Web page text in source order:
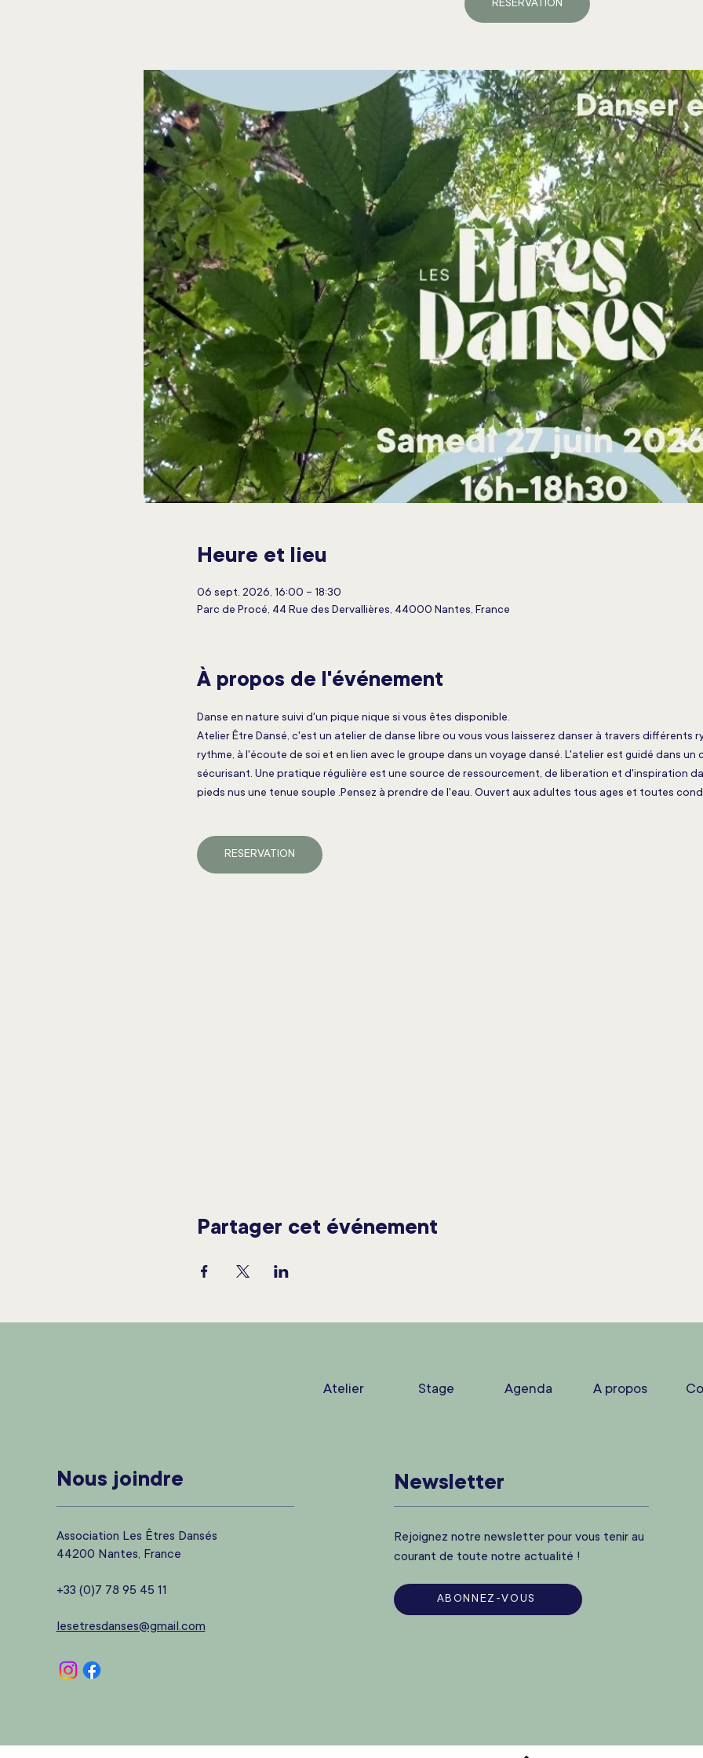
RESERVATION
Heure et lieu
06 sept. 2026, 16:00 – 18:30
Parc de Procé, 44 Rue des Dervallières, 44000 Nantes, France
À propos de l'événement
Danse en nature suivi d'un pique nique si vous êtes disponible.
Atelier Être Dansé, c'est un atelier de danse libre ou vous vous laisserez danser à travers différents
rythme, à l'écoute de soi et en lien avec le groupe dans un voyage dansé. L'atelier est guidé dans un
sécurisant. Une pratique régulière est une source de ressourcement, de liberation et d'inspiration
pieds nus une tenue souple .Pensez à prendre de l'eau. Ouvert aux adultes tous ages et toutes
RESERVATION
Partager cet événement
Nous joindre
Association Les Êtres Dansés
44200 Nantes, France
+33 (0)7 78 95 45 11
lesetresdanses@gmail.com
Atelier Stage Agenda A propos
Newsletter
Rejoignez notre newsletter pour vous tenir au
courant de toute notre actualité !
ABONNEZ-VOUS